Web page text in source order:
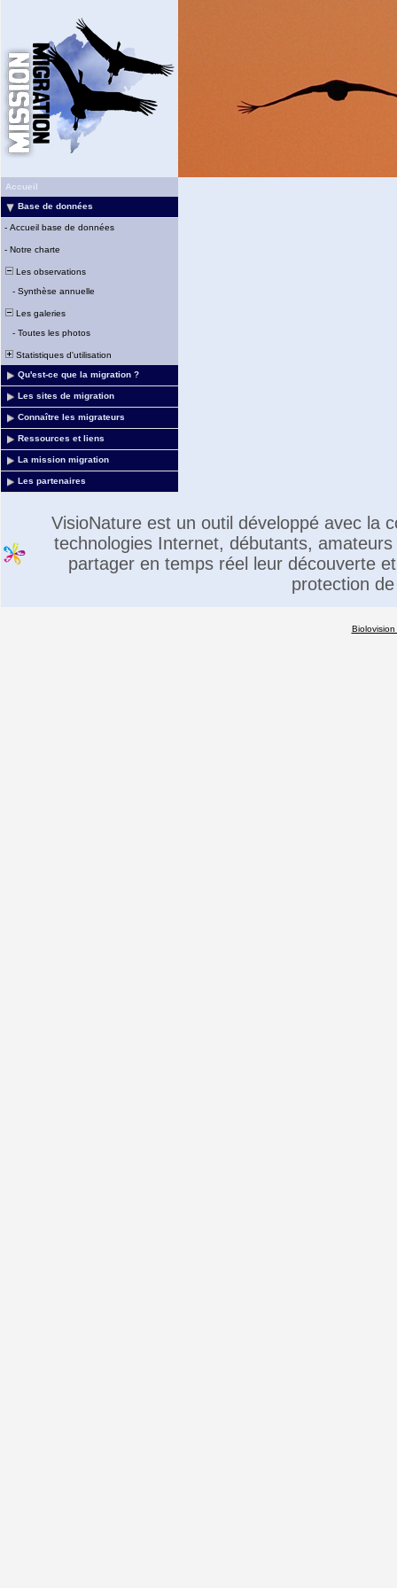
Accueil
Base de données
- Accueil base de données
- Notre charte
Les observations
- Synthèse annuelle
Les galeries
- Toutes les photos
Statistiques d'utilisation
Qu'est-ce que la migration ?
Les sites de migration
Connaître les migrateurs
Ressources et liens
La mission migration
Les partenaires
VisioNature est un outil développé avec la
technologies Internet, débutants,
partager en temps réel leur découverte
protection
Biolovision